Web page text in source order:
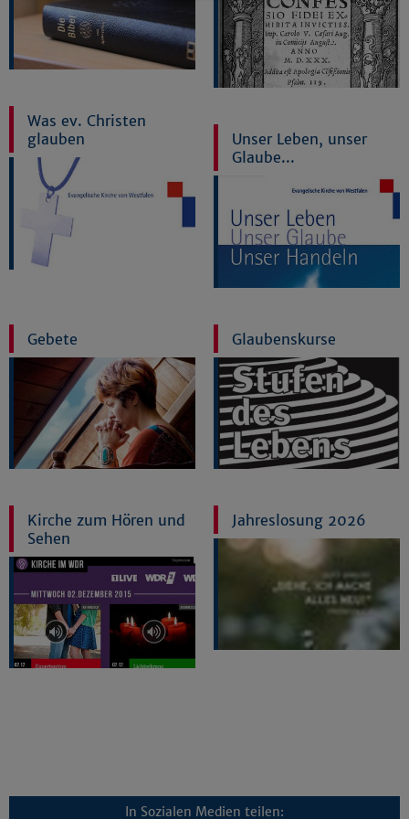
Was ev. Christen
glauben
Unser Leben, unser
Glaube...
Gebete
Kirche zum Hören und
Sehen
Glaubenskurse
Jahreslosung 2026
In Sozialen Medien teilen:
Details anzeigen
Impressum Datenschutz